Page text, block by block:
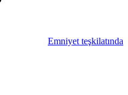
Emniyet teşkilatında